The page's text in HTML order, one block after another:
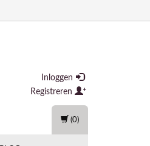
Inloggen
Registreren
(0)